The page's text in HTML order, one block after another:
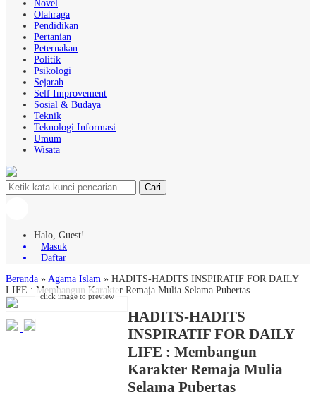
Novel
Olahraga
Pendidikan
Pertanian
Peternakan
Politik
Psikologi
Sejarah
Self Improvement
Sosial & Budaya
Teknik
Teknologi Informasi
Umum
Wisata
Cari
Halo, Guest!
Masuk
Daftar
Beranda » Agama Islam » HADITS-HADITS INSPIRATIF FOR DAILY
LIFE : Membangun Karakter Remaja Mulia Selama Pubertas
click image to preview
HADITS-HADITS
INSPIRATIF FOR DAILY
LIFE : Membangun
Karakter Remaja Mulia
Selama Pubertas